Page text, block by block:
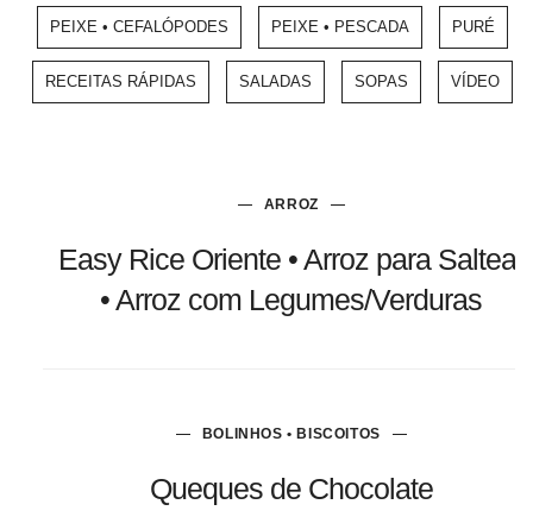
PEIXE • CEFALÓPODES PEIXE • PESCADA PURÉ
RECEITAS RÁPIDAS SALADAS SOPAS VÍDEO
ARROZ
Easy Rice Oriente • Arroz para Saltear
• Arroz com Legumes/Verduras
BOLINHOS • BISCOITOS
Queques de Chocolate